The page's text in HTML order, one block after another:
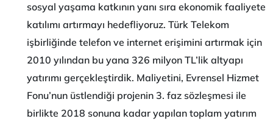
sosyal yaşama katkının yanı sıra ekonomik faaliyete
katılımı artırmayı hedefliyoruz. Türk Telekom
işbirliğinde telefon ve internet erişimini artırmak için
2010 yılından bu yana 326 milyon TL’lik altyapı
yatırımı gerçekleştirdik. Maliyetini, Evrensel Hizmet
Fonu’nun üstlendiği projenin 3. faz sözleşmesi ile
birlikte 2018 sonuna kadar yapılan toplam yatırım